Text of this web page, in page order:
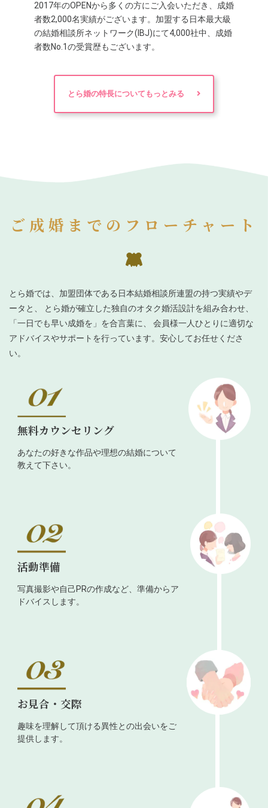
2017年のOPENから多くの方にご入会いただき、成婚
者数2,000名実績がございます。加盟する日本最大級
の結婚相談所ネットワーク(IBJ)にて4,000社中、成婚
者数No.1の受賞歴もございます。
とら婚の特長についてもっとみる
ご成婚までのフローチャート
とら婚では、加盟団体である日本結婚相談所連盟の持つ実績やデ
ータと、 とら婚が確立した独自のオタク婚活設計を組み合わせ、
「一日でも早い成婚を」を合言葉に、 会員様一人ひとりに適切な
アドバイスやサポートを行っています。安心してお任せくださ
い。
無料カウンセリング
あなたの好きな作品や理想の結婚について
教えて下さい。
活動準備
写真撮影や自己PRの作成など、準備からア
ドバイスします。
お見合・交際
趣味を理解して頂ける異性との出会いをご
提供します。